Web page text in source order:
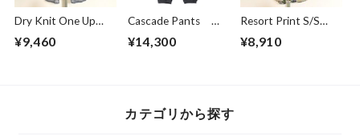
Dry Knit One Up
Gray
¥9,460
Cascade Pants
¥14,300
Resort Print S/S
¥8,910
カテゴリから探す